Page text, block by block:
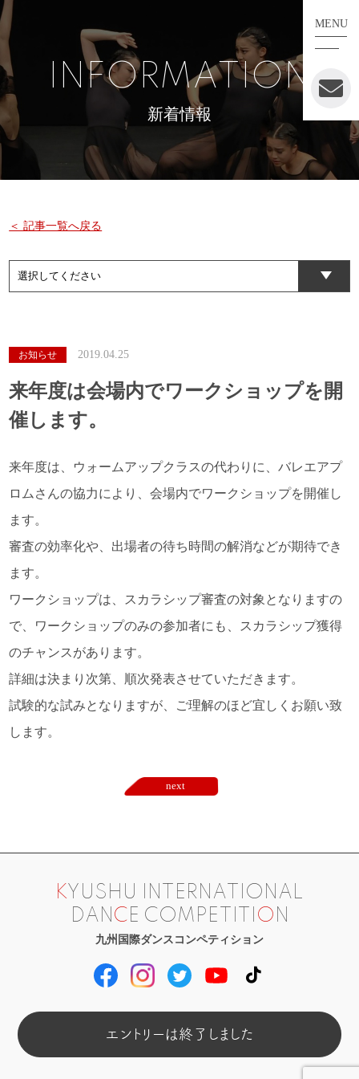
MENU
INFORMATION
新着情報
＜ 記事一覧へ戻る
お知らせ 2019.04.25
来年度は会場内でワークショップを開
催します。
来年度は、ウォームアップクラスの代わりに、バレエアプ
ロムさんの協力により、会場内でワークショップを開催し
ます。
審査の効率化や、出場者の待ち時間の解消などが期待でき
ます。
ワークショップは、スカラシップ審査の対象となりますの
で、ワークショップのみの参加者にも、スカラシップ獲得
のチャンスがあります。
詳細は決まり次第、順次発表させていただきます。
試験的な試みとなりますが、ご理解のほど宜しくお願い致
します。
next
KYUSHU INTERNATIONAL
DANCE COMPETITI O N
九州国際ダンスコンペティション
エントリーは終了しました